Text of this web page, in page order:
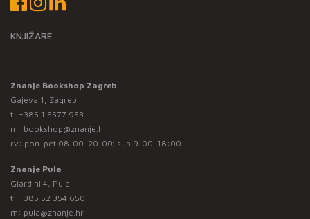
KNJIŽARE
Znanje Bookshop Zagreb
Gajeva 1, Zagreb
t: +385 1 5577 953
m: bookshop@znanje.hr
rv: pon-pet 08:00-20:00; sub 9:00-18:00
Znanje Pula
Giardini 4, Pula
t: +385 52 354 650
m: pula@znanje.hr